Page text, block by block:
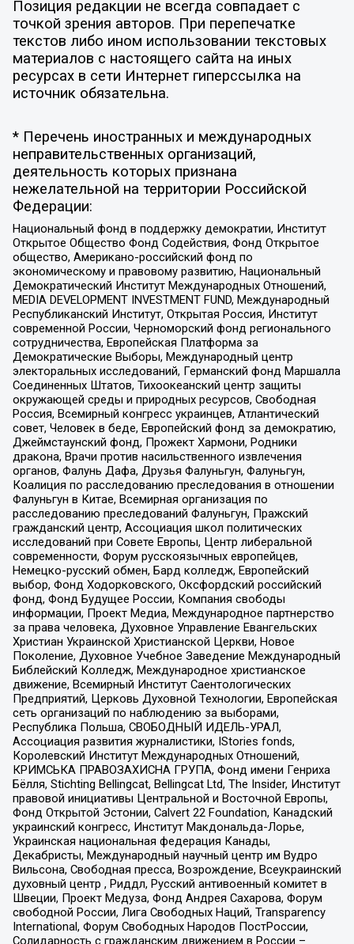
Позиция редакции не всегда совпадает с
точкой зрения авторов. При перепечатке
текстов либо ином использовании текстовых
материалов с настоящего сайта на иных
ресурсах в сети Интернет гиперссылка на
источник обязательна.
* Перечень иностранных и международных
неправительственных организаций,
деятельность которых признана
нежелательной на территории Российской
Федерации:
Национальный фонд в поддержку демократии, Институт
Открытое Общество Фонд Содействия, Фонд Открытое
общество, Американо-российский фонд по
экономическому и правовому развитию, Национальный
Демократический Институт Международных Отношений,
MEDIA DEVELOPMENT INVESTMENT FUND, Международный
Республиканский Институт, Открытая Россия, Институт
современной России, Черноморский фонд регионального
сотрудничества, Европейская Платформа за
Демократические Выборы, Международный центр
электоральных исследований, Германский фонд Маршалла
Соединенных Штатов, Тихоокеанский центр защиты
окружающей среды и природных ресурсов, Свободная
Россия, Всемирный конгресс украинцев, Атлантический
совет, Человек в беде, Европейский фонд за демократию,
Джеймстаунский фонд, Прожект Хармони, Родники
дракона, Врачи против насильственного извлечения
органов, Фалунь Дафа, Друзья Фалуньгун, Фалуньгун,
Коалиция по расследованию преследования в отношении
Фалуньгун в Китае, Всемирная организация по
расследованию преследований Фалуньгун, Пражский
гражданский центр, Ассоциация школ политических
исследований при Совете Европы, Центр либеральной
современности, Форум русскоязычных европейцев,
Немецко-русский обмен, Бард колледж, Европейский
выбор, Фонд Ходорковского, Оксфордский российский
фонд, Фонд Будущее России, Компания свободы
информации, Проект Медиа, Международное партнерство
за права человека, Духовное Управление Евангельских
Христиан Украинской Христианской Церкви, Новое
Поколение, Духовное Учебное Заведение Международный
Библейский Колледж, Международное христианское
движение, Всемирный Институт Саентологических
Предприятий, Церковь Духовной Технологии, Европейская
сеть организаций по наблюдению за выборами,
Республика Польша, СВОБОДНЫЙ ИДЕЛЬ-УРАЛ,
Ассоциация развития журналистики, IStories fonds,
Королевский Институт Международных Отношений,
КРИМСЬКА ПРАВОЗАХИСНА ГРУПА, Фонд имени Генриха
Бёлля, Stichting Bellingcat, Bellingcat Ltd, The Insider, Институт
правовой инициативы Центральной и Восточной Европы,
Фонд Открытой Эстонии, Calvert 22 Foundation, Канадский
украинский конгресс, Институт Макдональда-Лорье,
Украинская национальная федерация Канады,
Декабристы, Международный научный центр им Вудро
Вильсона, Свободная пресса, Возрождение, Всеукраинский
духовный центр , Риддл, Русский антивоенный комитет в
Швеции, Проект Медуза, Фонд Андрея Сахарова, Форум
свободной России, Лига Свободных Наций, Transparеncy
International, Форум Свободных Народов ПостРоссии,
Солидарность с гражданским движением в России –